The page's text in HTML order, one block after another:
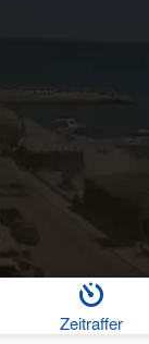
Zeitraffer